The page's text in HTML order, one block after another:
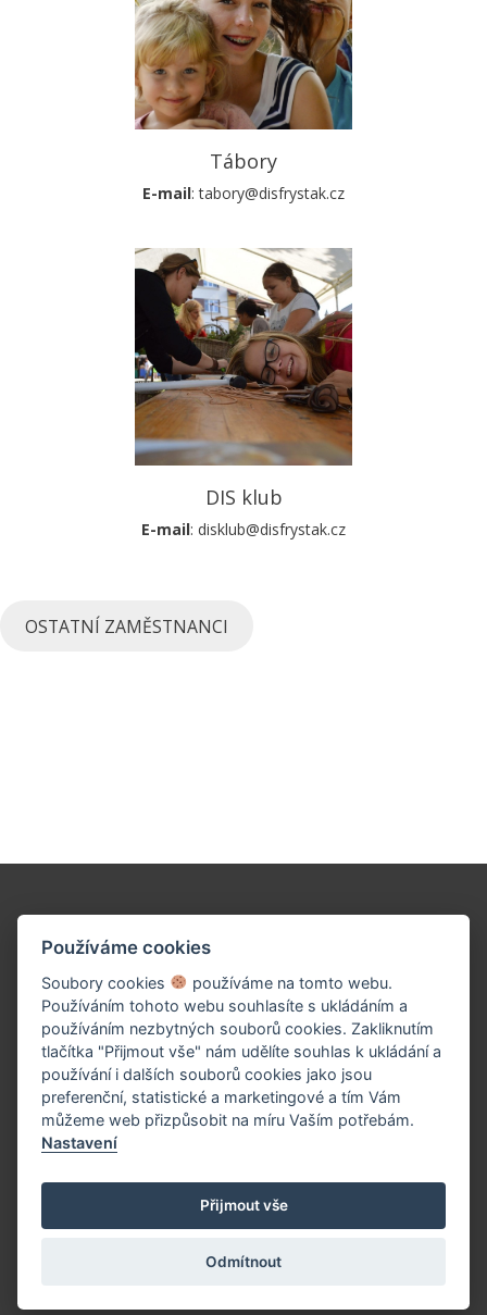
Tábory
E-mail: tabory@disfrystak.cz
DIS klub
E-mail: disklub@disfrystak.cz
OSTATNÍ ZAMĚSTNANCI
Podpořte naše dílo!
PŘISPĚT TEĎ
(c) 2026 UniWIRE Solution, s.r.o. |
Používáme cookies
Soubory cookies
používáme na tomto webu.
Používáním tohoto webu souhlasíte s ukládáním a
používáním nezbytných souborů cookies. Zakliknutím
tlačítka "Přijmout vše" nám udělíte souhlas k ukládání a
používání i dalších souborů cookies jako jsou
preferenční, statistické a marketingové a tím Vám
můžeme web přizpůsobit na míru Vaším potřebám.
Nastavení
Přijmout vše
Odmítnout